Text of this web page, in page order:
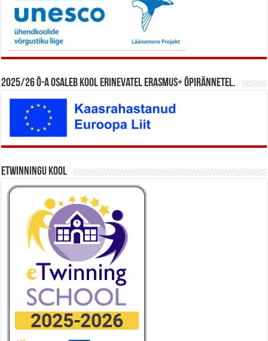
2025/26 õ-a osaleb kool erinevatel Erasmus+ õpirännetel.
eTwinningu kool